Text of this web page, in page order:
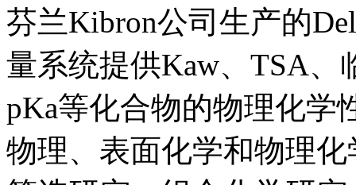
芬兰Kibron公司生产的
量系统提供Kaw、TSA、
pKa等化合物的物理化学
物理、表面化学和物理